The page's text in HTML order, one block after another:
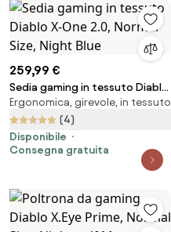
259,99 €
Sedia gaming in tessuto Diablo
X-One 2.0, Normal Size, Night
Blue
Ergonomica, girevole, in tessuto
(4)
Disponibile
Consegna gratuita